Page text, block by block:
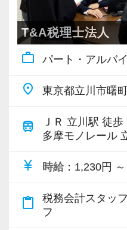
いくことも可能です。
■家族との時間を大切
ご自身にあった働き
という気持ちを尊重し
■子育て中も安心して
子育て世代のスタッ
同じ環境の方が多い
■正確な作業ができる
T&A税理士法人
work_outline パート・アルバ
place 東京都立川市曙
train
ＪＲ 立川駅 徒歩
多摩モノレール
currency_yen 時給 ：1,230円
content_paste
税務会計スタッ
フ